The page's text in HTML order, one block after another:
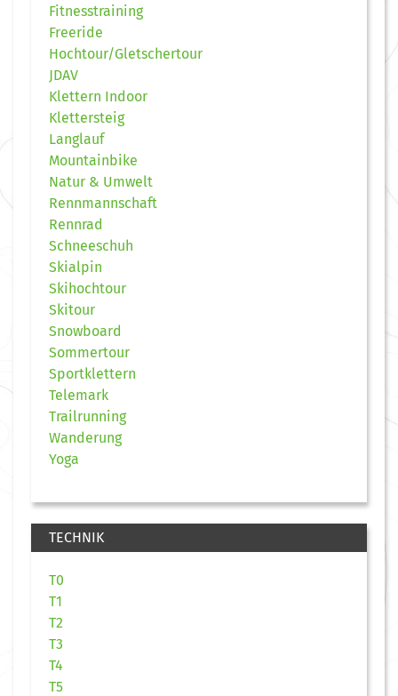
Fitnesstraining
Freeride
Hochtour/Gletschertour
JDAV
Klettern Indoor
Klettersteig
Langlauf
Mountainbike
Natur & Umwelt
Rennmannschaft
Rennrad
Schneeschuh
Skialpin
Skihochtour
Skitour
Snowboard
Sommertour
Sportklettern
Telemark
Trailrunning
Wanderung
Yoga
TECHNIK
T0
T1
T2
T3
T4
T5